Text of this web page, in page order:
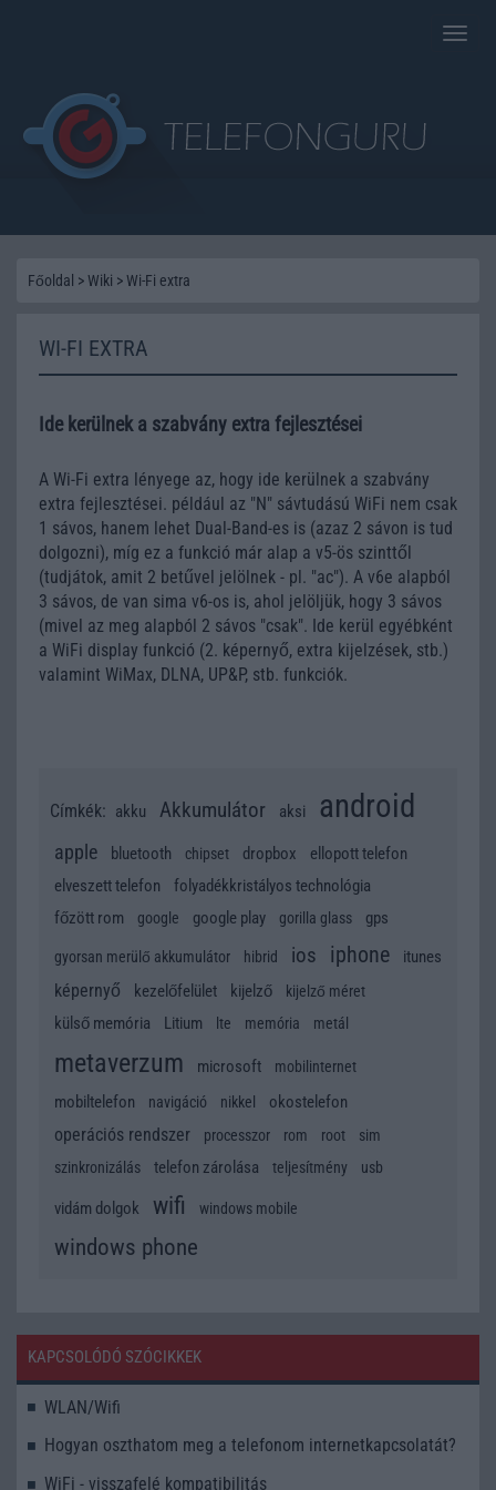
Toggle
Főoldal >Wiki >Wi-Fi extra
WI-FI EXTRA
Ide kerülnek a szabvány extra fejlesztései
A Wi-Fi extra lényege az, hogy ide kerülnek a szabvány
extra fejlesztései. például az "N" sávtudású WiFi nem csak
1 sávos, hanem lehet Dual-Band-es is (azaz 2 sávon is tud
dolgozni), míg ez a funkció már alap a v5-ös szinttől
(tudjátok, amit 2 betűvel jelölnek - pl. "ac"). A v6e alapból
3 sávos, de van sima v6-os is, ahol jelöljük, hogy 3 sávos
(mivel az meg alapból 2 sávos "csak". Ide kerül egyébként
a WiFi display funkció (2. képernyő, extra kijelzések, stb.)
valamint WiMax, DLNA, UP&P, stb. funkciók.
Címkék: akku Akkumulátor aksi android
apple bluetooth chipset dropbox
ellopott telefon
elveszett telefon
folyadékkristályos technológia
főzött rom
google google play gorilla glass gps
gyorsan merülő akkumulátor hibrid ios iphone itunes
képernyő kezelőfelület kijelző kijelző méret
külső memória Litium lte memória metál
metaverzum microsoft mobilinternet
mobiltelefon navigáció nikkel okostelefon
operációs rendszer processzor rom root
sim
szinkronizálás
telefon zárolása teljesítmény usb
vidám dolgok wifi windows mobile
windows phone
KAPCSOLÓDÓ SZÓCIKKEK
WLAN/Wifi
Hogyan oszthatom meg a telefonom internetkapcsolatát?
WiFi - visszafelé kompatibilitás